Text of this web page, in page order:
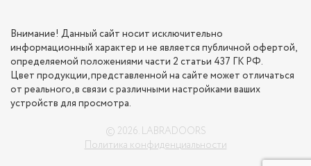
Внимание! Данный сайт носит исключительно
информационный характер и не является публичной офертой,
определяемой положениями части 2 статьи 437 ГК РФ.
Цвет продукции, представленной на сайте может отличаться
от реального, в связи с различными настройками ваших
устройств для просмотра.
© 2026. LABRADOORS
Политика конфиденциальности